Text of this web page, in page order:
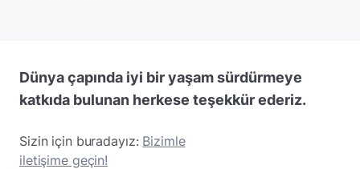
Dünya çapında iyi bir yaşam sürdürmeye
katkıda bulunan herkese teşekkür ederiz.
Sizin için buradayız: Bizimle
iletişime geçin!